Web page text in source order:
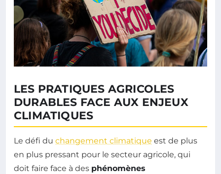
LES PRATIQUES AGRICOLES
DURABLES FACE AUX ENJEUX
CLIMATIQUES
Le défi du changement climatique est de plus
en plus pressant pour le secteur agricole, qui
doit faire face à des phénomènes